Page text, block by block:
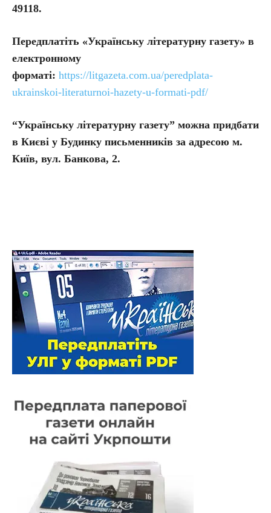
49118.
Передплатіть «Українську літературну газету» в
електронному
форматі: https://litgazeta.com.ua/peredplata-
ukrainskoi-literaturnoi-hazety-u-formati-pdf/
“Українську літературну газету” можна придбати
в Києві у Будинку письменників за адресою м.
Київ, вул. Банкова, 2.